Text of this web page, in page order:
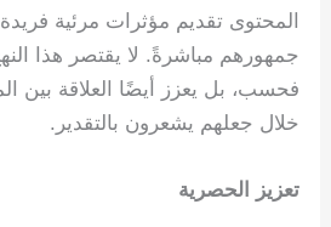
المحتوى تقديم مؤثرات مرئية
جمهورهم مباشرةً. لا يقتصر هذا
فحسب، بل يعزز أيضًا العلاقة بين
خلال جعلهم يشعرون بالتقدير.
تعزيز الحصرية